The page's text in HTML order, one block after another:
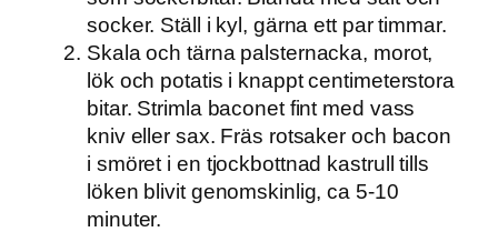
socker. Ställ i kyl, gärna ett par timmar.
Skala och tärna palsternacka, morot,
lök och potatis i knappt centimeterstora
bitar. Strimla baconet fint med vass
kniv eller sax. Fräs rotsaker och bacon
i smöret i en tjockbottnad kastrull tills
löken blivit genomskinlig, ca 5-10
minuter.